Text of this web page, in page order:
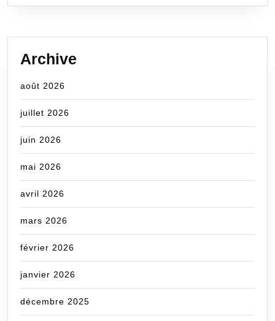
Archive
août 2026
juillet 2026
juin 2026
mai 2026
avril 2026
mars 2026
février 2026
janvier 2026
décembre 2025